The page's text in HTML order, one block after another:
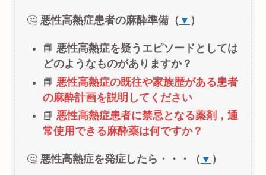
🤔 悪性高熱症患者の麻酔準備（ ▼ ）
📘 悪性高熱症を疑うエピソードとしては
どのようなものがありますか？
📘 悪性高熱症の既往や家族歴がある患者
の麻酔計画を説明してください
📘 悪性高熱症患者に禁忌となる薬剤，通
常使用できる麻酔薬は何ですか？
🤔 悪性高熱症を発症したら・・・（ ▼ ）